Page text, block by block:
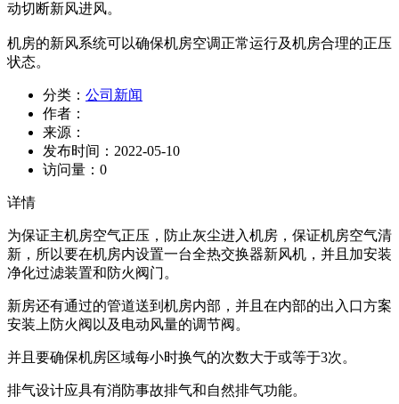
动切断新风进风。
机房的新风系统可以确保机房空调正常运行及机房合理的正压
状态。
分类： 公司新闻
作者：
来源：
发布时间： 2022-05-10
访问量： 0
详情
为保证主机房空气正压，防止灰尘进入机房，保证机房空气清
新，所以要在机房内设置一台全热交换器新风机，并且加安装
净化过滤装置和防火阀门。
新房还有通过的管道送到机房内部，并且在内部的出入口方案
安装上防火阀以及电动风量的调节阀。
并且要确保机房区域每小时换气的次数大于或等于3次。
排气设计应具有消防事故排气和自然排气功能。